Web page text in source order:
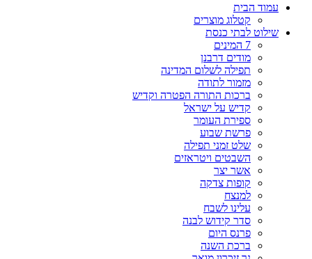
עמוד הבית
קטלוג מוצרים
שילוט לבתי כנסת
7 המינים
מודים דרבנן
תפילה לשלום המדינה
מזמור לתודה
ברכות התורה הפטרה וקדיש
קדיש על ישראל
ספירת העומר
פרשת שבוע
שלט זמני תפילה
השבטים ויטראזים
אשר יצר
קופות צדקה
למנצח
עלינו לשבח
סדר קידוש לבנה
פרנס היום
ברכת השנה